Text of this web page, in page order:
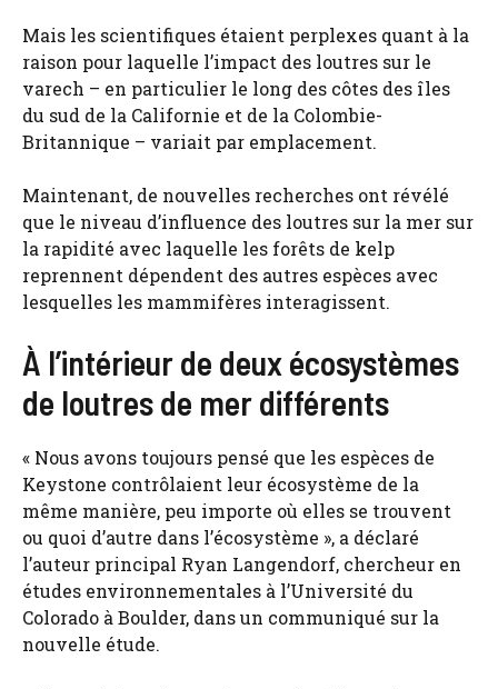
Mais les scientifiques étaient perplexes quant à la
raison pour laquelle l’impact des loutres sur le
varech – en particulier le long des côtes des îles
du sud de la Californie et de la Colombie-
Britannique – variait par emplacement.
Maintenant, de nouvelles recherches ont révélé
que le niveau d’influence des loutres sur la mer sur
la rapidité avec laquelle les forêts de kelp
reprennent dépendent des autres espèces avec
lesquelles les mammifères interagissent.
À l’intérieur de deux écosystèmes
de loutres de mer différents
« Nous avons toujours pensé que les espèces de
Keystone contrôlaient leur écosystème de la
même manière, peu importe où elles se trouvent
ou quoi d’autre dans l’écosystème », a déclaré
l’auteur principal Ryan Langendorf, chercheur en
études environnementales à l’Université du
Colorado à Boulder, dans un communiqué sur la
nouvelle étude.